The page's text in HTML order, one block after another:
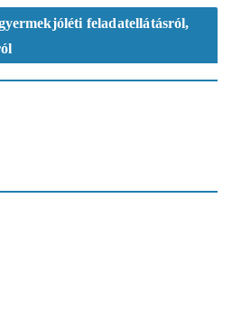
feladatellátásról,